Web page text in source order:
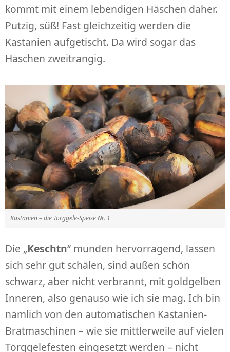
kommt mit einem lebendigen Häschen daher.
Putzig, süß! Fast gleichzeitig werden die
Kastanien aufgetischt. Da wird sogar das
Häschen zweitrangig.
Kastanien – die Törggele-Speise Nr. 1
Die „Keschtn“ munden hervorragend, lassen
sich sehr gut schälen, sind außen schön
schwarz, aber nicht verbrannt, mit goldgelben
Inneren, also genauso wie ich sie mag. Ich bin
nämlich von den automatischen Kastanien-
Bratmaschinen – wie sie mittlerweile auf vielen
Törggelefesten eingesetzt werden – nicht